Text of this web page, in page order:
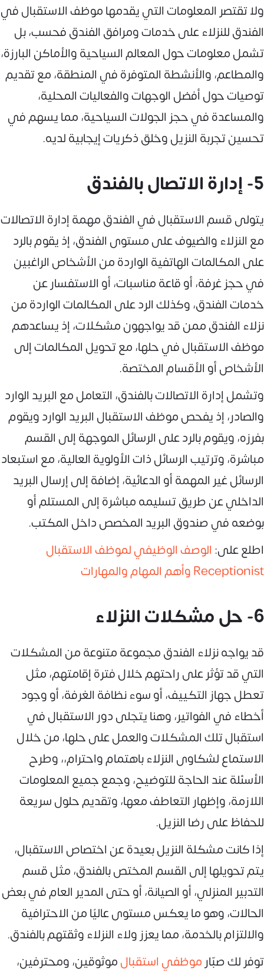
ولا تقتصر المعلومات التي يقدمها موظف الاستقبال في
الفندق للنزلاء على خدمات ومرافق الفندق فحسب، بل
تشمل معلومات حول المعالم السياحية والأماكن البارزة،
والمطاعم، والأنشطة المتوفرة في المنطقة، مع تقديم
توصيات حول أفضل الوجهات والفعاليات المحلية،
والمساعدة في حجز الجولات السياحية، مما يسهم في
تحسين تجربة النزيل وخلق ذكريات إيجابية لديه.
5- إدارة الاتصال بالفندق
يتولى قسم الاستقبال في الفندق مهمة إدارة الاتصالات
مع النزلاء والضيوف على مستوى الفندق، إذ يقوم بالرد
على المكالمات الهاتفية الواردة من الأشخاص الراغبين
في حجز غرفة، أو قاعة مناسبات، أو الاستفسار عن
خدمات الفندق، وكذلك الرد على المكالمات الواردة من
نزلاء الفندق ممن قد يواجهون مشكلات، إذ يساعدهم
موظف الاستقبال في حلها، مع تحويل المكالمات إلى
الأشخاص أو الأقسام المختصة.
وتشمل إدارة الاتصالات بالفندق، التعامل مع البريد الوارد
والصادر، إذ يفحص موظف الاستقبال البريد الوارد ويقوم
بفرزه، ويقوم بالرد على الرسائل الموجهة إلى القسم
مباشرة، وترتيب الرسائل ذات الأولوية العالية، مع استبعاد
الرسائل غير المهمة أو الدعائية، إضافة إلى إرسال البريد
الداخلي عن طريق تسليمه مباشرة إلى المستلم أو
بوضعه في صندوق البريد المخصص داخل المكتب.
اطلع على: الوصف الوظيفي لموظف الاستقبال
Receptionist وأهم المهام والمهارات
6- حل مشكلات النزلاء
قد يواجه نزلاء الفندق مجموعة متنوعة من المشكلات
التي قد تؤثر على راحتهم خلال فترة إقامتهم، مثل
تعطل جهاز التكييف، أو سوء نظافة الغرفة، أو وجود
أخطاء في الفواتير، وهنا يتجلى دور الاستقبال في
استقبال تلك المشكلات والعمل على حلها، من خلال
الاستماع لشكاوى النزلاء باهتمام واحترام،، وطرح
الأسئلة عند الحاجة للتوضيح، وجمع جميع المعلومات
اللازمة، وإظهار التعاطف معها، وتقديم حلول سريعة
للحفاظ على رضا النزيل.
إذا كانت مشكلة النزيل بعيدة عن اختصاص الاستقبال،
يتم تحويلها إلى القسم المختص بالفندق، مثل قسم
التدبير المنزلي، أو الصيانة، أو حتى المدير العام في بعض
الحالات، وهو ما يعكس مستوى عاليًا من الاحترافية
والالتزام بالخدمة، مما يعزز ولاء النزلاء وثقتهم بالفندق.
توفر لك صبّار موظفي استقبالموثوقين، ومحترفين،